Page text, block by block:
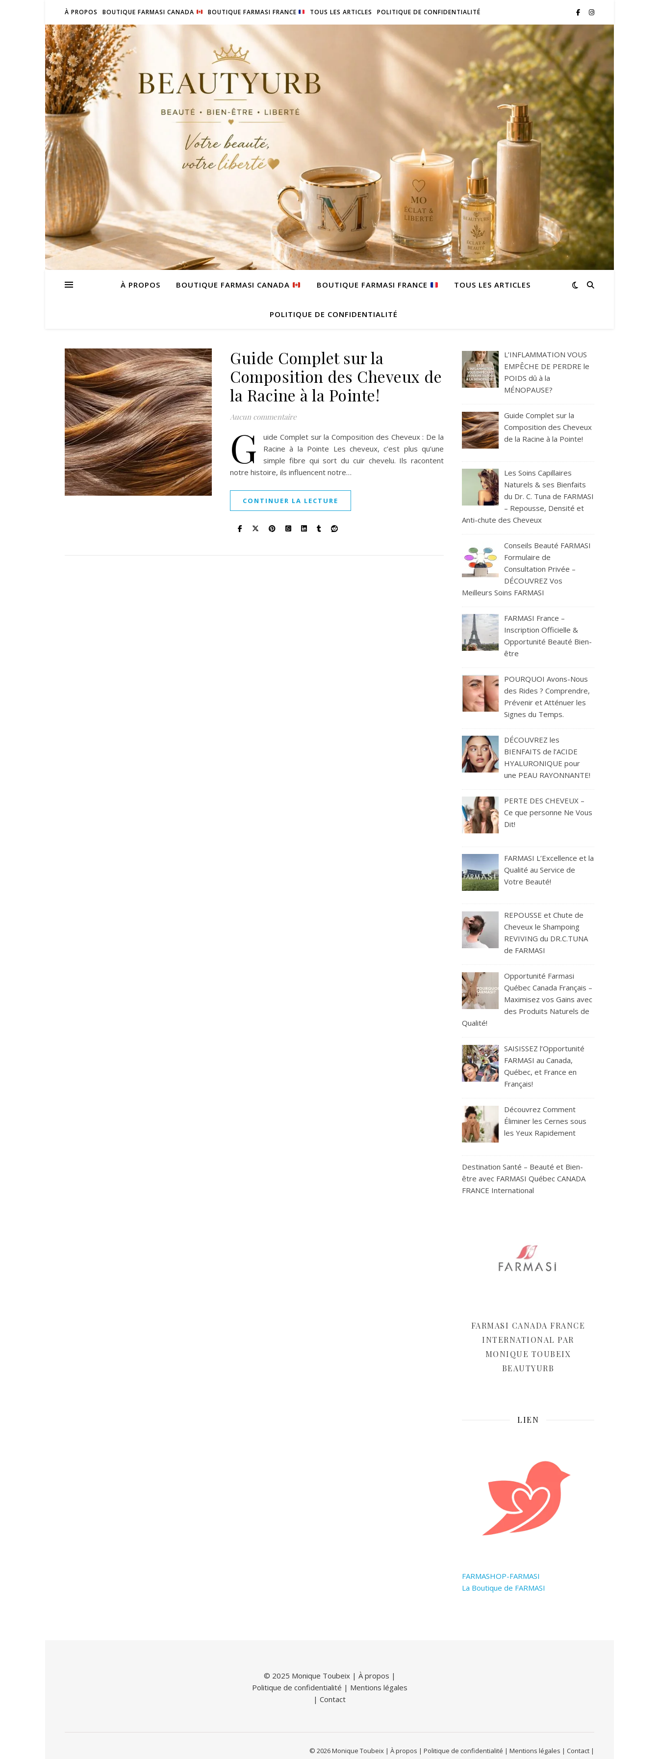
À PROPOS BOUTIQUE FARMASI CANADA BOUTIQUE FARMASI FRANCE TOUS LES ARTICLES POLITIQUE DE CONFIDENTIALITÉ
À PROPOS BOUTIQUE FARMASI CANADA BOUTIQUE FARMASI FRANCE TOUS LES ARTICLES
POLITIQUE DE CONFIDENTIALITÉ
Guide Complet sur la
Composition des Cheveux de
la Racine à la Pointe!
Aucun commentaire
G
uide Complet sur la Composition des Cheveux : De la
Racine à la Pointe Les cheveux, c’est plus qu’une
simple fibre qui sort du cuir chevelu. Ils racontent
notre histoire, ils influencent notre…
CONTINUER LA LECTURE
L’INFLAMMATION VOUS
EMPÊCHE DE PERDRE le
POIDS dû à la
MÉNOPAUSE?
Guide Complet sur la
Composition des Cheveux
de la Racine à la Pointe!
Les Soins Capillaires
Naturels & ses Bienfaits
du Dr. C. Tuna de FARMASI
– Repousse, Densité et
Anti-chute des Cheveux
Conseils Beauté FARMASI
Formulaire de
Consultation Privée –
DÉCOUVREZ Vos
Meilleurs Soins FARMASI
FARMASI France –
Inscription Officielle &
Opportunité Beauté Bien-
être
POURQUOI Avons-Nous
des Rides ? Comprendre,
Prévenir et Atténuer les
Signes du Temps.
DÉCOUVREZ les
BIENFAITS de l’ACIDE
HYALURONIQUE pour
une PEAU RAYONNANTE!
PERTE DES CHEVEUX –
Ce que personne Ne Vous
Dit!
FARMASI L’Excellence et la
Qualité au Service de
Votre Beauté!
REPOUSSE et Chute de
Cheveux le Shampoing
REVIVING du DR.C.TUNA
de FARMASI
Opportunité Farmasi
Québec Canada Français –
Maximisez vos Gains avec
des Produits Naturels de
Qualité!
SAISISSEZ l’Opportunité
FARMASI au Canada,
Québec, et France en
Français!
Découvrez Comment
Éliminer les Cernes sous
les Yeux Rapidement
Destination Santé – Beauté et Bien-
être avec FARMASI Québec CANADA
FRANCE International
FARMASI CANADA FRANCE
INTERNATIONAL PAR
MONIQUE TOUBEIX
BEAUTYURB
LIEN
FARMASHOP-FARMASI
La Boutique de FARMASI
© 2025 Monique Toubeix | À propos |
Politique de confidentialité | Mentions légales
| Contact
© 2026 Monique Toubeix | À propos | Politique de confidentialité | Mentions légales | Contact |